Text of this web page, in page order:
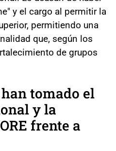
y el cargo al permitir la
permitiendo una
que, según los
de grupos
tomado el
y la
frente a